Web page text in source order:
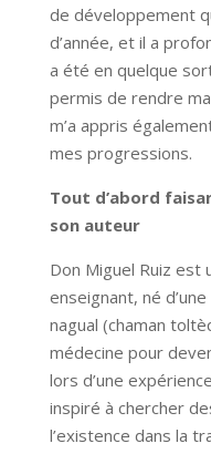
de développement
d’année, et il a
a été en quelque
permis de rendre
m’a appris
mes progressions.
Tout d’abord
son auteur
Don Miguel Ruiz est
enseignant, né
nagual (chaman
médecine pour
lors d’une
inspiré à chercher
l’existence dans la